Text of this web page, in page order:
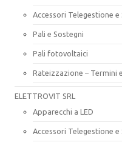
Accessori Telegestione e
Pali e Sostegni
Pali fotovoltaici
Rateizzazione – Termini
ELETTROVIT SRL
Apparecchi a LED
Accessori Telegestione e